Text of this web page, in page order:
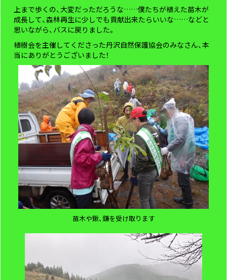
上まで歩くの、大変だっただろうな……僕たちが植えた苗木が
成長して、森林再生に少しでも貢献出来たらいいな……などと
思いながら、バスに戻りました。
植樹会を主催してくださった丹沢自然保護協会のみなさん、本
当にありがとうございました！
苗木や鍬、鎌を受け取ります